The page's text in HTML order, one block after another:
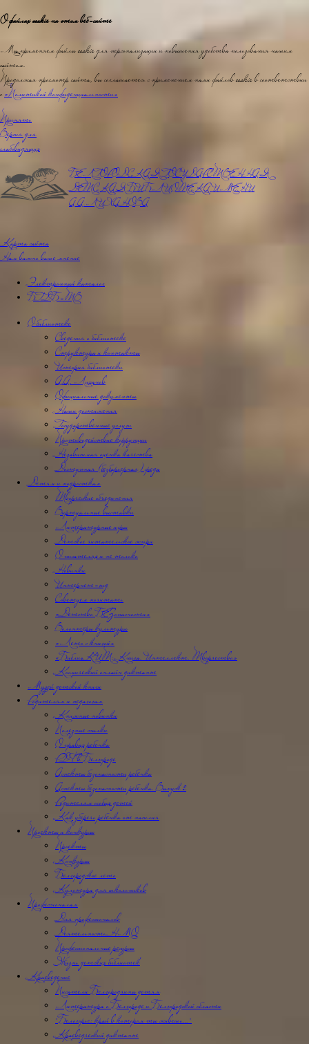
О файлах cookie на этом веб-сайте
Мы применяем файлы cookie для персонализации и повышения удобства пользования нашим
сайтом.
Продолжая просмотр сайта, вы соглашаетесь с применением нами файлов cookie в соответствии
с«Политикой конфиденциальности»
Принять
Версия для
слабовидящих
БЕЛГОРОДСКАЯ ГОСУДАРСТВЕННАЯ
ДЕТСКАЯ БИБЛИОТЕКА ИМЕНИ
А.А.ЛИХАНОВА
Карта сайта
Нам важно ваше мнение
Электронный каталог
БГДБ-ТВ
О библиотеке
Сведения о библиотеке
Структура и контакты
История библиотеки
А.А. Лиханов
Официальные документы
Наши достижения
Государственные услуги
Противодействие коррупции
Независимая оценка качества
Доступная (безбарьерная) среда
Детям и подросткам
Творческие объединения
Виртуальные выставки
Литературные игры
Детское читательское жюри
О писателях и не только
Новинки
Интернет-гид
Советуем почитать
«Детство БЕЗопасности»
Волонтёры культуры
«Лето с книгой»
«БиблиоКИТ: Книга. Интеллект. Творчество»
Космический онлайн диктант
Музей детской книги
Родителям и педагогам
Книжные новинки
Полезные ссылки
О правах ребенка
РДФ в Белгороде
Аспекты безопасности ребёнка
Аспекты безопасности ребенка. Выпуск 2
Родителям особых детей
Как уберечь ребёнка от насилия
Проекты и конкурсы
Проекты
Конкурсы
Белгородское лето
Культура для школьников
Профессионалам
Для профессионалов
Деятельность НМО
Профессиональные ресурсы
Жизнь детских библиотек
Краеведение
Писатели Белгородчины детям
Литература о Белгороде и Белгородской области
"Белогорье: край в котором ты живешь…"
Краеведческий диктант